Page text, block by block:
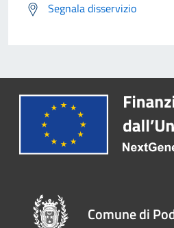
Segnala disservizio
Comune di